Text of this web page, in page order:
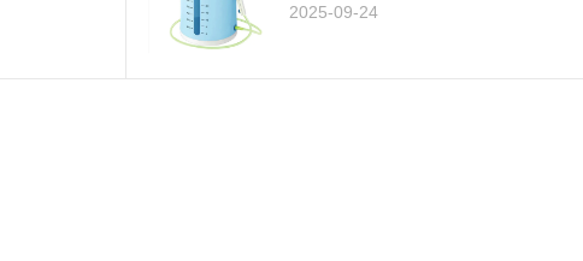
2025-09-24